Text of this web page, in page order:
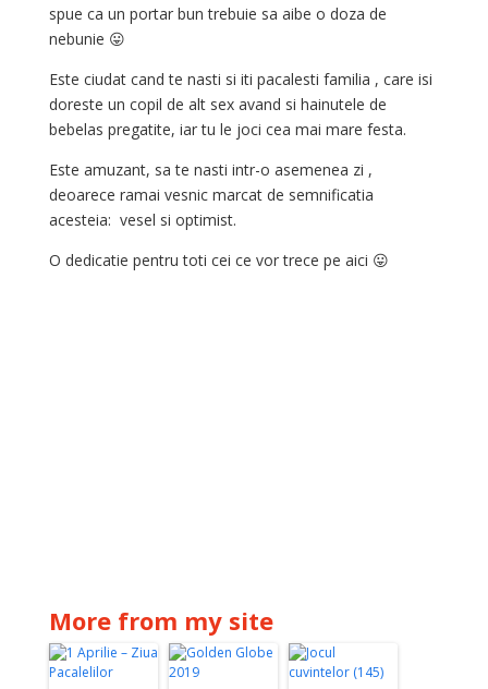
spue ca un portar bun trebuie sa aibe o doza de
nebunie 😛
Este ciudat cand te nasti si iti pacalesti familia , care isi
doreste un copil de alt sex avand si hainutele de
bebelas pregatite, iar tu le joci cea mai mare festa.
Este amuzant, sa te nasti intr-o asemenea zi ,
deoarece ramai vesnic marcat de semnificatia
acesteia: vesel si optimist.
O dedicatie pentru toti cei ce vor trece pe aici 😛
More from my site